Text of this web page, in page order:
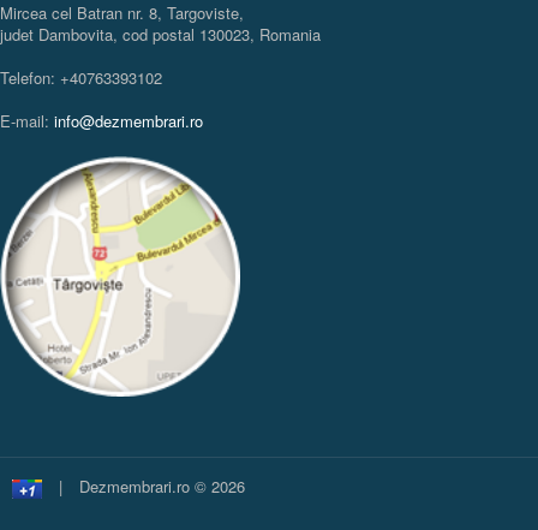
Mircea cel Batran nr. 8, Targoviste,
judet Dambovita, cod postal 130023, Romania
Telefon: +40763393102
E-mail: info@dezmembrari.ro
| Dezmembrari.ro © 2026